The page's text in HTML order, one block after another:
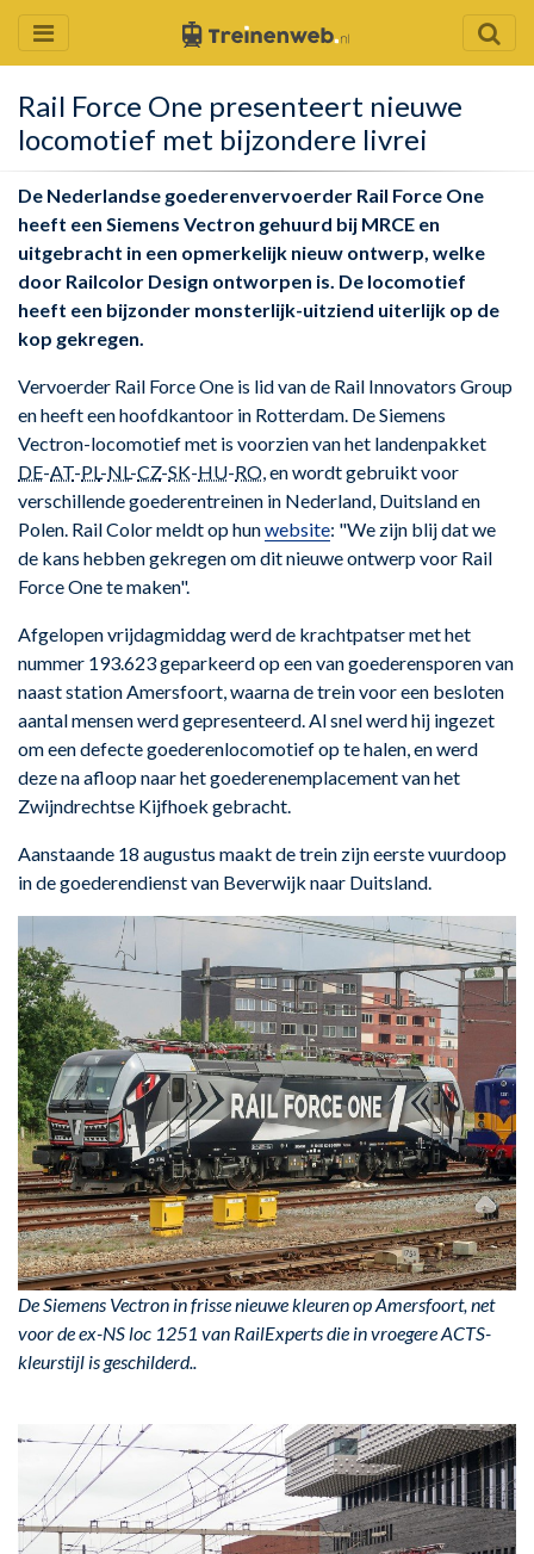
Rail Force One presenteert nieuwe
locomotief met bijzondere livrei
De Nederlandse goederenvervoerder Rail Force One
heeft een Siemens Vectron gehuurd bij MRCE en
uitgebracht in een opmerkelijk nieuw ontwerp, welke
door Railcolor Design ontworpen is. De locomotief
heeft een bijzonder monsterlijk-uitziend uiterlijk op de
kop gekregen.
Vervoerder Rail Force One is lid van de Rail Innovators Group
en heeft een hoofdkantoor in Rotterdam. De Siemens
Vectron-locomotief met is voorzien van het landenpakket
DE-AT-PL-NL-CZ-SK-HU-RO, en wordt gebruikt voor
verschillende goederentreinen in Nederland, Duitsland en
Polen. Rail Color meldt op hunwebsite: "We zijn blij dat we
de kans hebben gekregen om dit nieuwe ontwerp voor Rail
Force One te maken".
Afgelopen vrijdagmiddag werd de krachtpatser met het
nummer 193.623 geparkeerd op een van goederensporen van
naast station Amersfoort, waarna de trein voor een besloten
aantal mensen werd gepresenteerd. Al snel werd hij ingezet
om een defecte goederenlocomotief op te halen, en werd
deze na afloop naar het goederenemplacement van het
Zwijndrechtse Kijfhoek gebracht.
Aanstaande 18 augustus maakt de trein zijn eerste vuurdoop
in de goederendienst van Beverwijk naar Duitsland.
De Siemens Vectron in frisse nieuwe kleuren op Amersfoort, net
voor de ex-NS loc 1251 van RailExperts die in vroegere ACTS-
kleurstijl is geschilderd..